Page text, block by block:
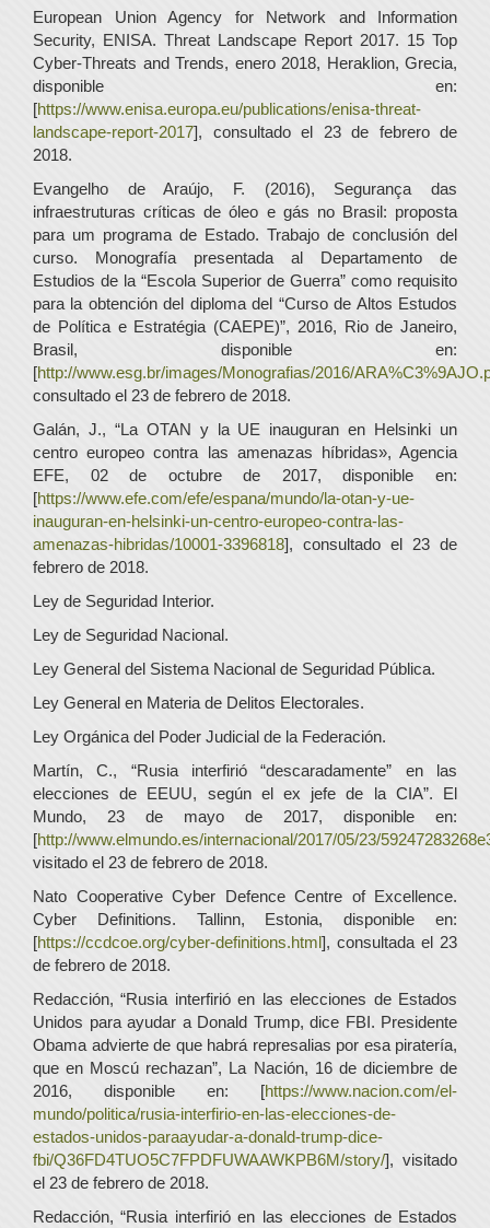
European Union Agency for Network and Information
Security, ENISA. Threat Landscape Report 2017. 15 Top
Cyber-Threats and Trends, enero 2018, Heraklion, Grecia,
disponible en:
[https://www.enisa.europa.eu/publications/enisa-threat-
landscape-report-2017], consultado el 23 de febrero de
2018.
Evangelho de Araújo, F. (2016), Segurança das
infraestruturas críticas de óleo e gás no Brasil: proposta
para um programa de Estado. Trabajo de conclusión del
curso. Monografía presentada al Departamento de
Estudios de la “Escola Superior de Guerra” como requisito
para la obtención del diploma del “Curso de Altos Estudos
de Política e Estratégia (CAEPE)”, 2016, Rio de Janeiro,
Brasil, disponible en:
[http://www.esg.br/images/Monografias/2016/
consultado el 23 de febrero de 2018.
Galán, J., “La OTAN y la UE inauguran en Helsinki un
centro europeo contra las amenazas híbridas», Agencia
EFE, 02 de octubre de 2017, disponible en:
[https://www.efe.com/efe/espana/mundo/la-otan-y-ue-
inauguran-en-helsinki-un-centro-europeo-contra-las-
amenazas-hibridas/10001-3396818], consultado el 23 de
febrero de 2018.
Ley de Seguridad Interior.
Ley de Seguridad Nacional.
Ley General del Sistema Nacional de Seguridad Pública.
Ley General en Materia de Delitos Electorales.
Ley Orgánica del Poder Judicial de la Federación.
Martín, C., “Rusia interfirió “descaradamente” en las
elecciones de EEUU, según el ex jefe de la CIA”. El
Mundo, 23 de mayo de 2017, disponible en:
[http://www.elmundo.es/internacional/2017/05/23/
visitado el 23 de febrero de 2018.
Nato Cooperative Cyber Defence Centre of Excellence.
Cyber Definitions. Tallinn, Estonia, disponible en:
[https://ccdcoe.org/cyber-definitions.html ], consultada el 23
de febrero de 2018.
Redacción, “Rusia interfirió en las elecciones de Estados
Unidos para ayudar a Donald Trump, dice FBI. Presidente
Obama advierte de que habrá represalias por esa piratería,
que en Moscú rechazan”, La Nación, 16 de diciembre de
2016, disponible en: [https://www.nacion.com/el-
mundo/politica/rusia-interfirio-en-las-elecciones-de-
estados-unidos-paraayudar-a-donald-trump-dice-
fbi/Q36FD4TUO5C7FPDFUWAAWKPB6M/story/], visitado
el 23 de febrero de 2018.
Redacción, “Rusia interfirió en las elecciones de Estados